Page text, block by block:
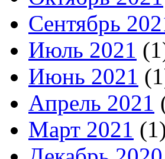
Сентябрь
Июль 2021
Июнь 2021
Апрель 2021
Март 2021